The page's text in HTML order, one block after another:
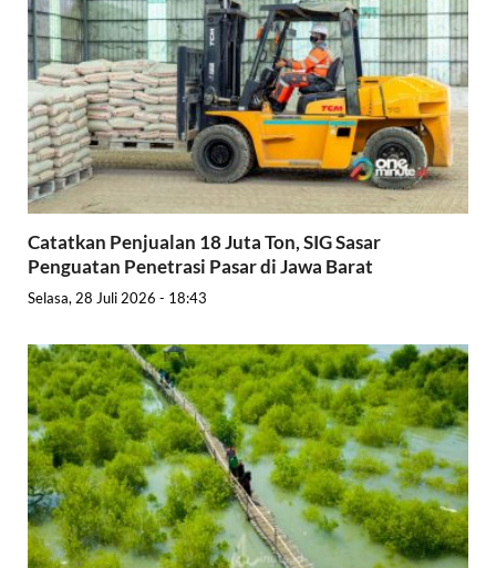
Catatkan Penjualan 18 Juta Ton, SIG Sasar
Penguatan Penetrasi Pasar di Jawa Barat
Selasa, 28 Juli 2026 - 18:43